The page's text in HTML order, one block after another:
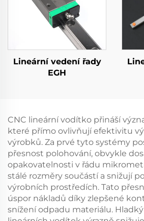
Lineární vedení řady
EGH
CNC lineární vodítko přináší
které přímo ovlivňují efektivitu
výrobků. Za prvé tyto systémy
přesnost polohování, obvykle
opakovatelnosti v řádu
stálé rozměry součástí a snižují
výrobních prostředích. Tato
úspor nákladů díky zlepšené
snížení odpadu materiálu.